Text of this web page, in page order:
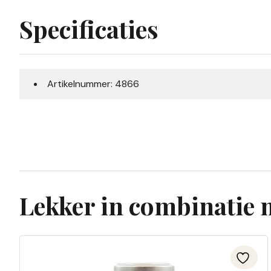
Specificaties
Artikelnummer: 4866
Lekker in combinatie